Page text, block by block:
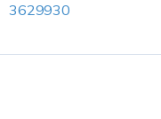
3629930